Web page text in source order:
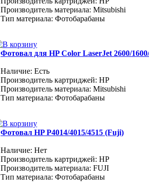
Производитель материала: Mitsubishi
Тип материала: Фотобарабаны
Фотовал для HP Color LaserJet 2600/
Наличие: Есть
Производитель картриджей: HP
Производитель материала: Mitsubishi
Тип материала: Фотобарабаны
Фотовал HP P4014/4015/4515 (Fuji)
Наличие: Нет
Производитель картриджей: HP
Производитель материала: FUJI
Тип материала: Фотобарабаны